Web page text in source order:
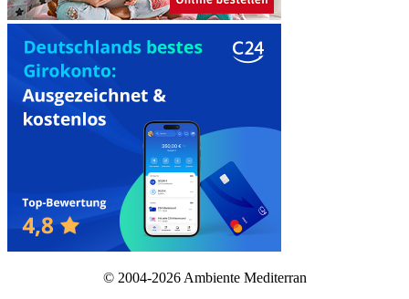
© 2004-2026 Ambiente Mediterran